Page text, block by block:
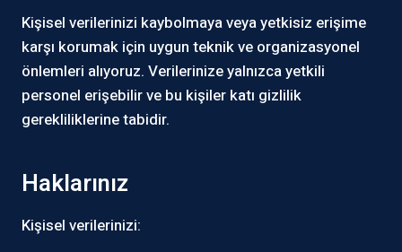
Kişisel verilerinizi kaybolmaya veya yetkisiz erişime
karşı korumak için uygun teknik ve organizasyonel
önlemleri alıyoruz. Verilerinize yalnızca yetkili
personel erişebilir ve bu kişiler katı gizlilik
gerekliliklerine tabidir.
Haklarınız
Kişisel verilerinizi: